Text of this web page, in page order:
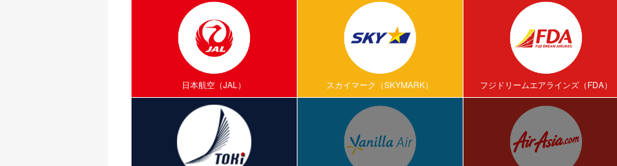
日本航空（JAL） スカイマーク（SKYMARK） フジドリームエアラインズ（FDA）